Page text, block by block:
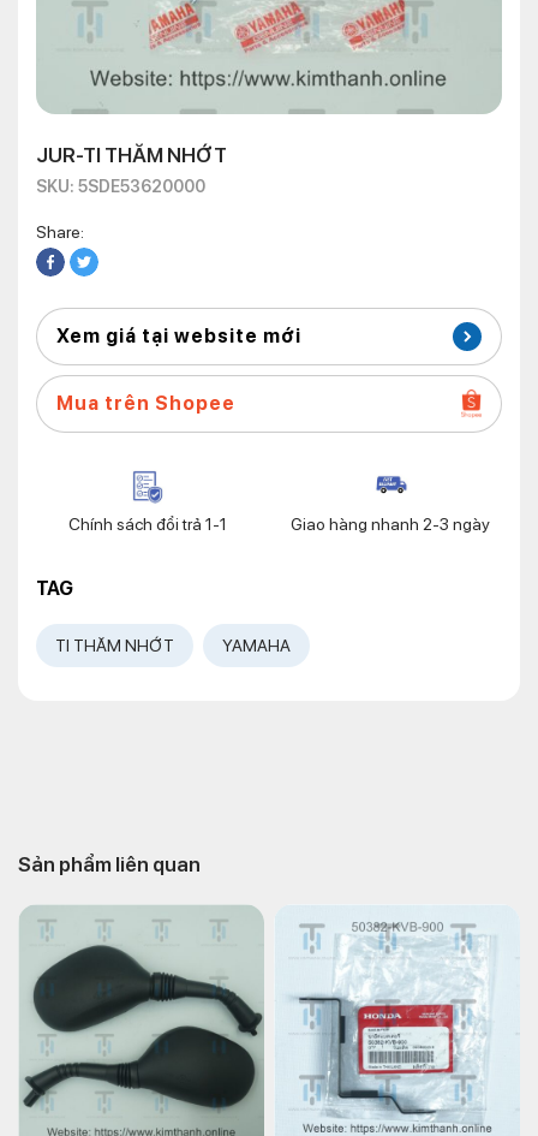
JUR-TI THĂM NHỚT
SKU: 5SDE53620000
Share:
Xem giá tại website mới
Mua trên Shopee
Chính sách đổi trả 1-1 Giao hàng nhanh 2-3 ngày
TAG
TI THĂM NHỚT YAMAHA
Sản phẩm liên quan